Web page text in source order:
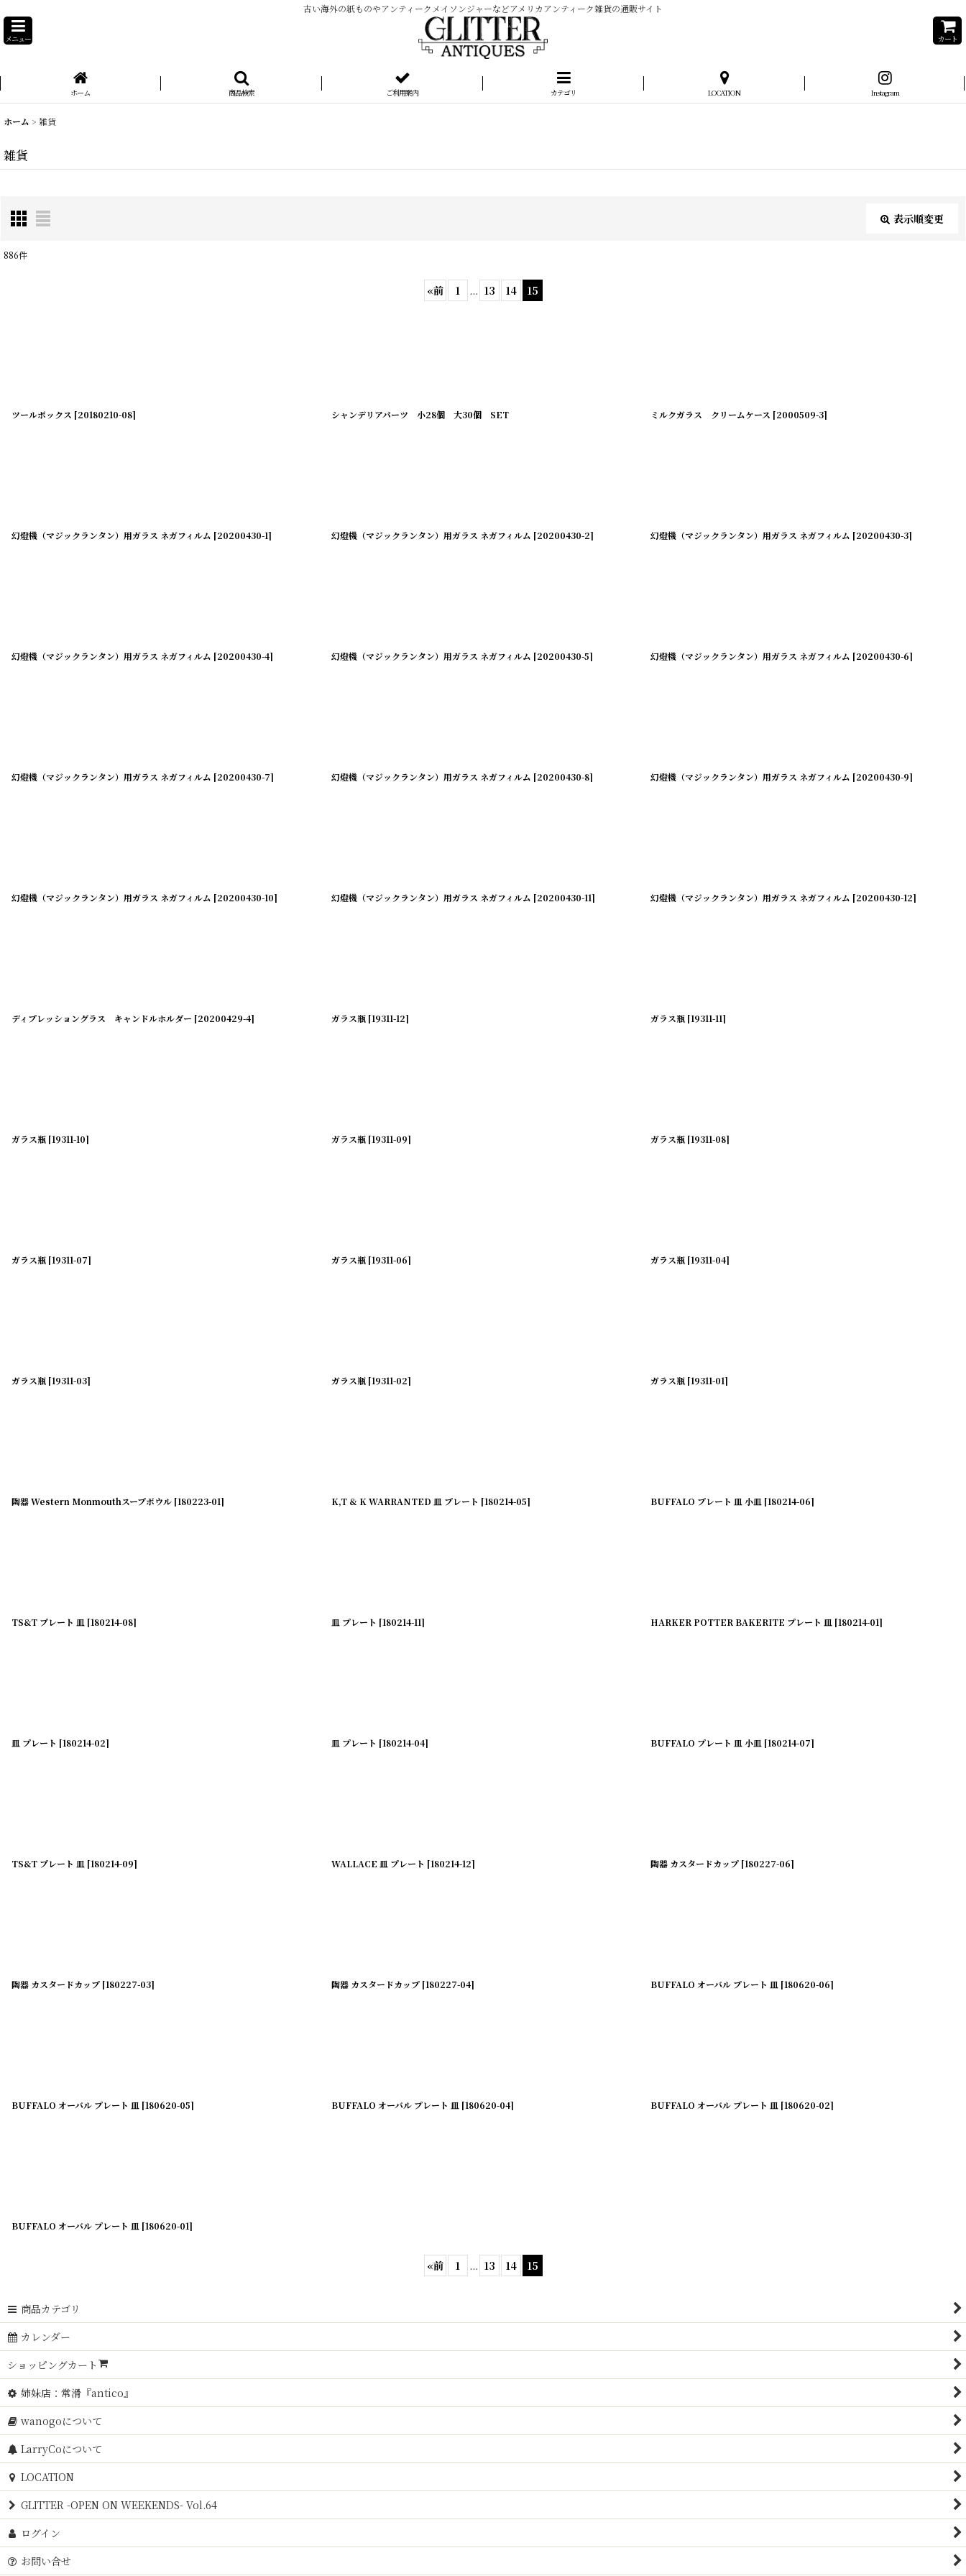
古い海外の紙ものやアンティークメイソンジャーなどアメリカアンティーク雑貨の通販サイト
メニュー カート
ホーム 商品検索 ご利用案内 カテゴリ LOCATION Instagram
ホーム > 雑貨
雑貨
表示順変更
閉じる
886件
«前 1 ... 13 14 15
ツールボックス [20180210-08] シャンデリアパーツ 小28個 大30個 SET ミルクガラス クリームケース [2000509-3]
幻燈機（マジックランタン）用ガラス ネガフィルム [20200430-1] 幻燈機（マジックランタン）用ガラス ネガフィルム [20200430-2] 幻燈機（マジックランタン）用ガラス ネガフィルム [20200430-3]
幻燈機（マジックランタン）用ガラス ネガフィルム [20200430-4] 幻燈機（マジックランタン）用ガラス ネガフィルム [20200430-5] 幻燈機（マジックランタン）用ガラス ネガフィルム [20200430-6]
幻燈機（マジックランタン）用ガラス ネガフィルム [20200430-7] 幻燈機（マジックランタン）用ガラス ネガフィルム [20200430-8] 幻燈機（マジックランタン）用ガラス ネガフィルム [20200430-9]
幻燈機（マジックランタン）用ガラス ネガフィルム [20200430-10] 幻燈機（マジックランタン）用ガラス ネガフィルム [20200430-11] 幻燈機（マジックランタン）用ガラス ネガフィルム [20200430-12]
ディプレッショングラス キャンドルホルダー [20200429-4] ガラス瓶 [19311-12] ガラス瓶 [19311-11]
ガラス瓶 [19311-10] ガラス瓶 [19311-09] ガラス瓶 [19311-08]
ガラス瓶 [19311-07] ガラス瓶 [19311-06] ガラス瓶 [19311-04]
ガラス瓶 [19311-03] ガラス瓶 [19311-02] ガラス瓶 [19311-01]
陶器 Western Monmouthスープボウル [180223-01] K,T & K WARRANTED 皿 プレート [180214-05] BUFFALO プレート 皿 小皿 [180214-06]
TS&T プレート 皿 [180214-08] 皿 プレート [180214-11] HARKER POTTER BAKERITE プレート 皿 [180214-01]
皿 プレート [180214-02] 皿 プレート [180214-04] BUFFALO プレート 皿 小皿 [180214-07]
TS&T プレート 皿 [180214-09] WALLACE 皿 プレート [180214-12] 陶器 カスタードカップ [180227-06]
陶器 カスタードカップ [180227-03] 陶器 カスタードカップ [180227-04] BUFFALO オーバル プレート 皿 [180620-06]
BUFFALO オーバル プレート 皿 [180620-05] BUFFALO オーバル プレート 皿 [180620-04] BUFFALO オーバル プレート 皿 [180620-02]
BUFFALO オーバル プレート 皿 [180620-01]
«前 1 ... 13 14 15
商品カテゴリ
カレンダー
ショッピングカート
姉妹店：常滑『antico』
wanogoについて
LarryCoについて
LOCATION
GLITTER -OPEN ON WEEKENDS- Vol.64
ログイン
お問い合せ